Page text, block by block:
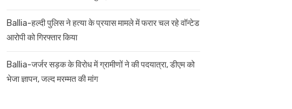
Ballia-हल्दी पुलिस ने हत्या के प्रयास मामले में फरार चल रहे वॉन्टेड
आरोपी को गिरफ्तार किया
Ballia-जर्जर सड़क के विरोध में ग्रामीणों ने की पदयात्रा, डीएम को
भेजा ज्ञापन, जल्द मरम्मत की मांग